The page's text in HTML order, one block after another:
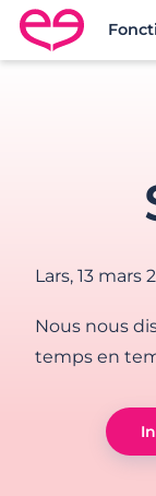
Rencontre en
Lars, 13 mars
Nous nous
temps en